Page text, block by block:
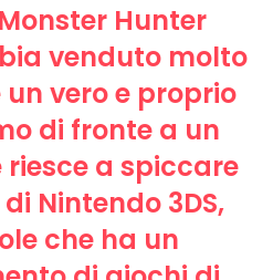
Hunter
venduto molto
vero e proprio
di fronte a un
riesce a spiccare
Nintendo 3DS,
che ha un